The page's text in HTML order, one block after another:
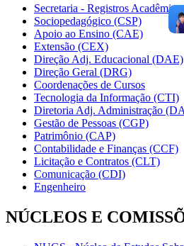
Secretaria - Registros
Sociopedagógico (CSP)
Apoio ao Ensino (CAE)
Extensão (CEX)
Direção Adj. Educacional (DAE)
Direção Geral (DRG)
Coordenações de Cursos
Tecnologia da Informação (CTI)
Diretoria Adj. Administração
Gestão de Pessoas (CGP)
Patrimônio (CAP)
Contabilidade e Finanças (CCF)
Licitação e Contratos (CLT)
Comunicação (CDI)
Engenheiro
NÚCLEOS E